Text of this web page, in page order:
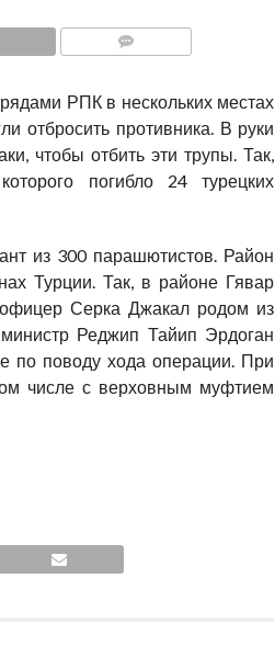
РПК в нескольких местах
отбросить противника. В руки
чтобы отбить эти трупы. Так,
погибло 24 турецких
из 300 парашютистов. Район
Турции. Так, в районе Гявар
офицер Серка Джакал родом из
Реджип Тайип Эрдоган
по поводу хода операции. При
числе с верховным муфтием